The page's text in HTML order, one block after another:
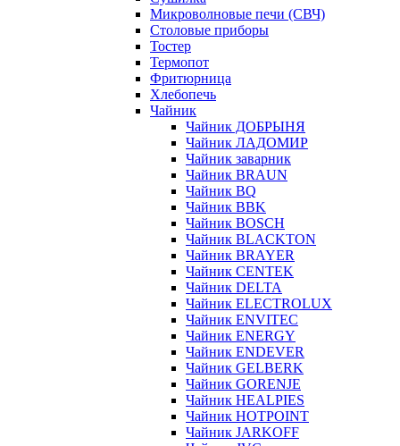
Микроволновые печи (СВЧ)
Столовые приборы
Тостер
Термопот
Фритюрница
Хлебопечь
Чайник
Чайник ДОБРЫНЯ
Чайник ЛАДОМИР
Чайник заварник
Чайник BRAUN
Чайник BQ
Чайник BBK
Чайник BOSCH
Чайник BLACKTON
Чайник BRAYER
Чайник CENTEK
Чайник DELTA
Чайник ELECTROLUX
Чайник ENVITEC
Чайник ENERGY
Чайник ENDEVER
Чайник GELBERK
Чайник GORENJE
Чайник HEALPIES
Чайник HOTPOINT
Чайник JARKOFF